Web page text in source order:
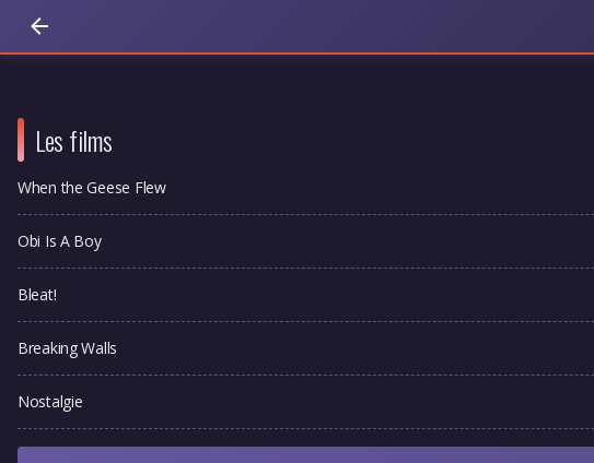
Les films
When the Geese Flew
Obi Is A Boy
Bleat!
Breaking Walls
Nostalgie